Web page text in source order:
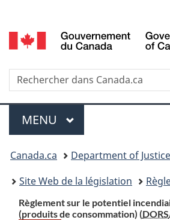
au
propos
de
la
HTML
selection
Recherche
Menu
MENU PRINCIPAL
You
are
here:
Canada.ca
Department of Justice
Site Web de la législation
Règlement sur le potentiel
(produits de consommation) (DORS